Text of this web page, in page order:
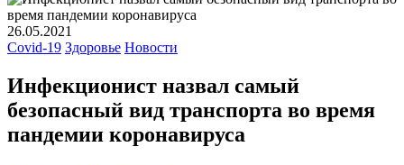
26.05.2021
Covid-19 Здоровье Новости
Инфекционист назвал самый
безопасный вид транспорта во время
пандемии коронавируса